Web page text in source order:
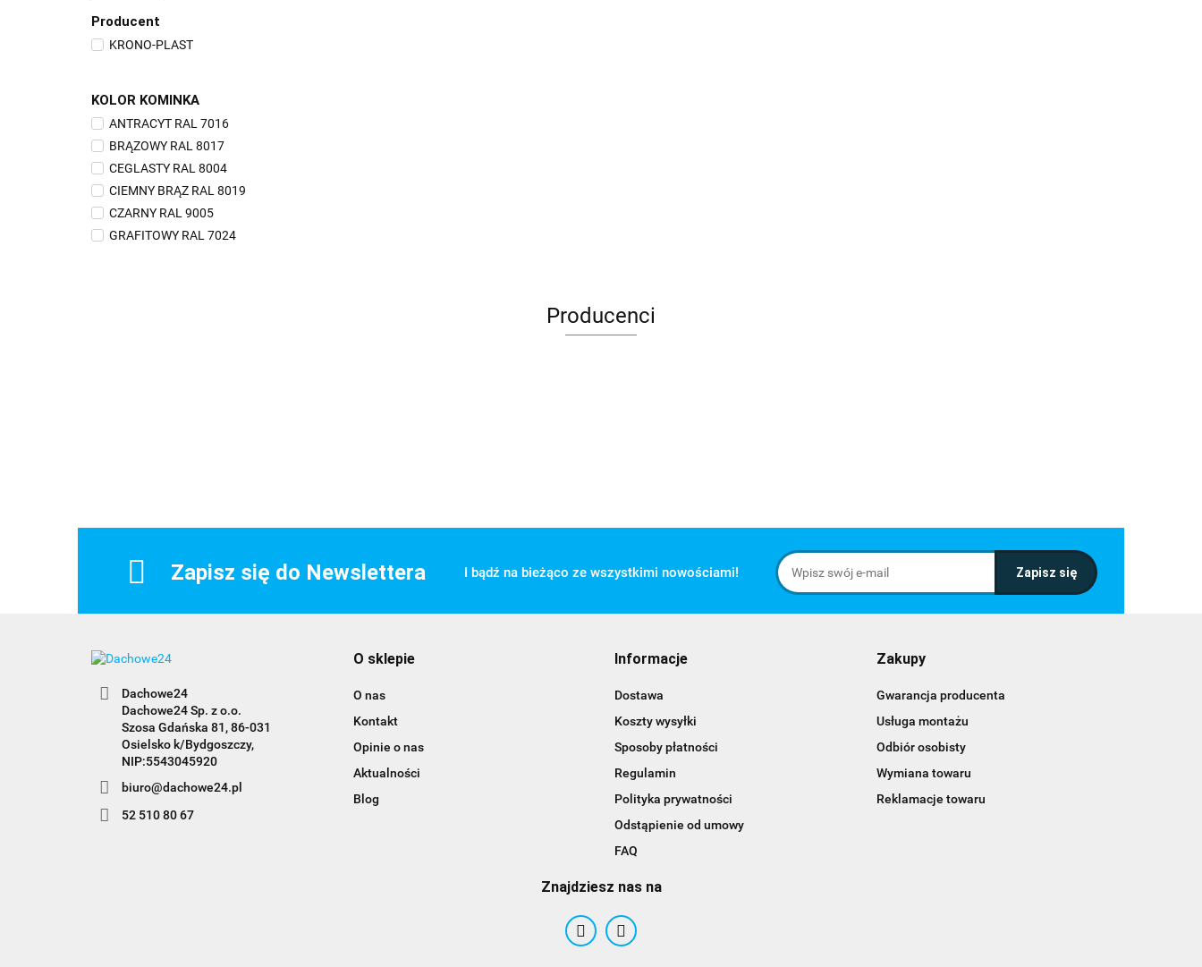
Producent
KRONO-PLAST
KOLOR KOMINKA
ANTRACYT RAL 7016
BRĄZOWY RAL 8017
CEGLASTY RAL 8004
CIEMNY BRĄZ RAL 8019
CZARNY RAL 9005
GRAFITOWY RAL 7024
Producenci
Zapisz się do Newslettera I bądź na bieżąco ze wszystkimi nowościami!
Dachowe24
Dachowe24 Sp. z o.o.
Szosa Gdańska 81, 86-031
Osielsko k/Bydgoszczy,
NIP:5543045920
biuro@dachowe24.pl
52 510 80 67
O sklepie
O nas
Kontakt
Opinie o nas
Aktualności
Blog
Informacje
Dostawa
Koszty wysyłki
Sposoby płatności
Regulamin
Polityka prywatności
Odstąpienie od umowy
FAQ
Zakupy
Gwarancja producenta
Usługa montażu
Odbiór osobisty
Wymiana towaru
Reklamacje towaru
Znajdziesz nas na